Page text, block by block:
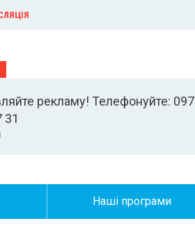
рекламу! Телефонуйте: 097
31
Наші програми